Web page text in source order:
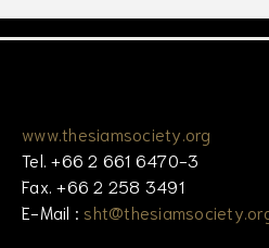
www.thesiamsociety.org
Tel. +66 2 661 6470-3
Fax. +66 2 258 3491
E-Mail :